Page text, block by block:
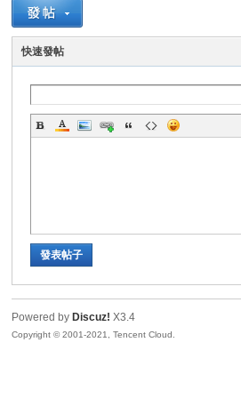
Z
快速發帖
發表帖子
Powered by Discuz! X3.4
Copyright © 2001-2021, Tencent Cloud.